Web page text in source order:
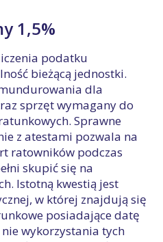
1,5%
podatku
bieżącą jednostki.
dla
sprzęt wymagany do
Sprawne
z atestami pozwala na
ratowników podczas
skupić się na
Istotną kwestią jest
w której znajdują się
posiadające datę
wykorzystania tych